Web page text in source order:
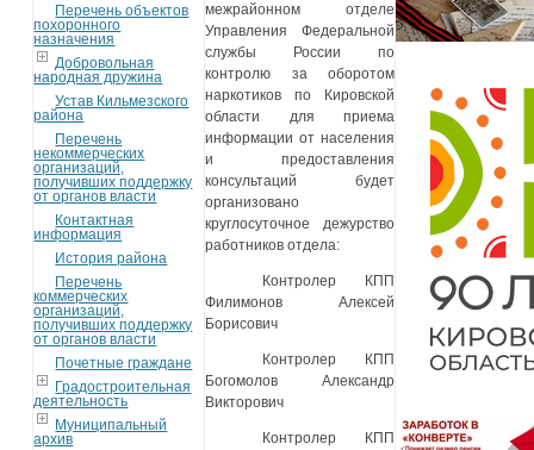
Перечень объектов
похоронного
назначения
Добровольная
народная дружина
Устав Кильмезского
района
Перечень
некоммерческих
организаций,
получивших поддержку
от органов власти
Контактная
информация
История района
Перечень
коммерческих
организаций,
получивших поддержку
от органов власти
Почетные граждане
Градостроительная
деятельность
Муниципальный
архив
межрайонном отделе
Управления Федеральной
службы России по
контролю за оборотом
наркотиков по Кировской
области для приема
информации от населения
и предоставления
консультаций будет
организовано
круглосуточное дежурство
работников отдела:
Контролер КПП
Филимонов Алексей
Борисович
Контролер КПП
Богомолов Александр
Викторович
Контролер КПП